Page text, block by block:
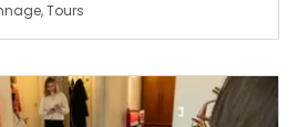
Tours